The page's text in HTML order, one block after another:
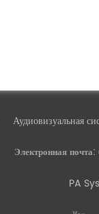
Аудиовизуальная
Электронная почта:
PA